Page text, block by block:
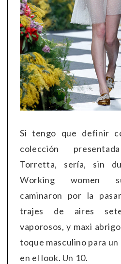
Si tengo que definir
colección
Torretta, sería, sin
Working women
caminaron por la
trajes de aires
vaporosos, y maxi
toque masculino para
en el look. Un 10.